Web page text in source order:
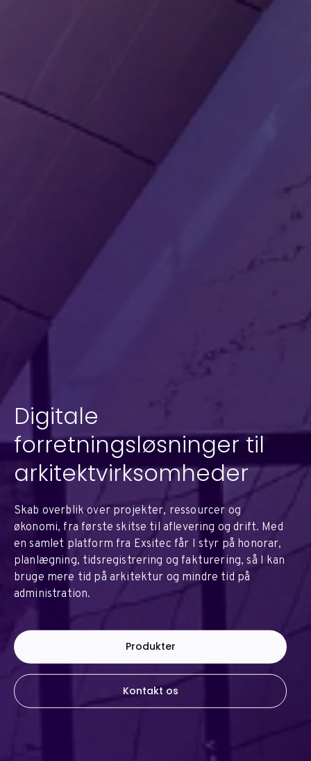
Digitale
forretningsløsninger til
arkitektvirksomheder
Skab overblik over projekter, ressourcer og
økonomi, fra første skitse til aflevering og drift. Med
en samlet platform fra Exsitec får I styr på honorar,
planlægning, tidsregistrering og fakturering, så I kan
bruge mere tid på arkitektur og mindre tid på
administration.
Produkter
Kontakt os